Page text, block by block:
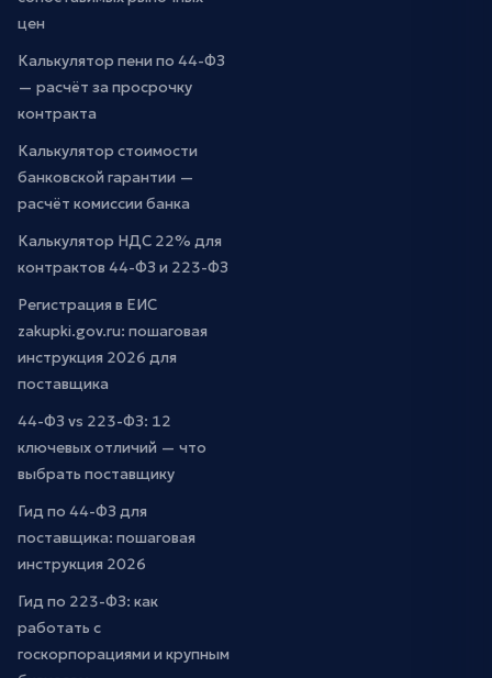
цен
Калькулятор пени по 44-ФЗ
— расчёт за просрочку
контракта
Калькулятор стоимости
банковской гарантии —
расчёт комиссии банка
Калькулятор НДС 22% для
контрактов 44-ФЗ и 223-ФЗ
Регистрация в ЕИС
zakupki.gov.ru: пошаговая
инструкция 2026 для
поставщика
44-ФЗ vs 223-ФЗ: 12
ключевых отличий — что
выбрать поставщику
Гид по 44-ФЗ для
поставщика: пошаговая
инструкция 2026
Гид по 223-ФЗ: как
работать с
госкорпорациями и крупным